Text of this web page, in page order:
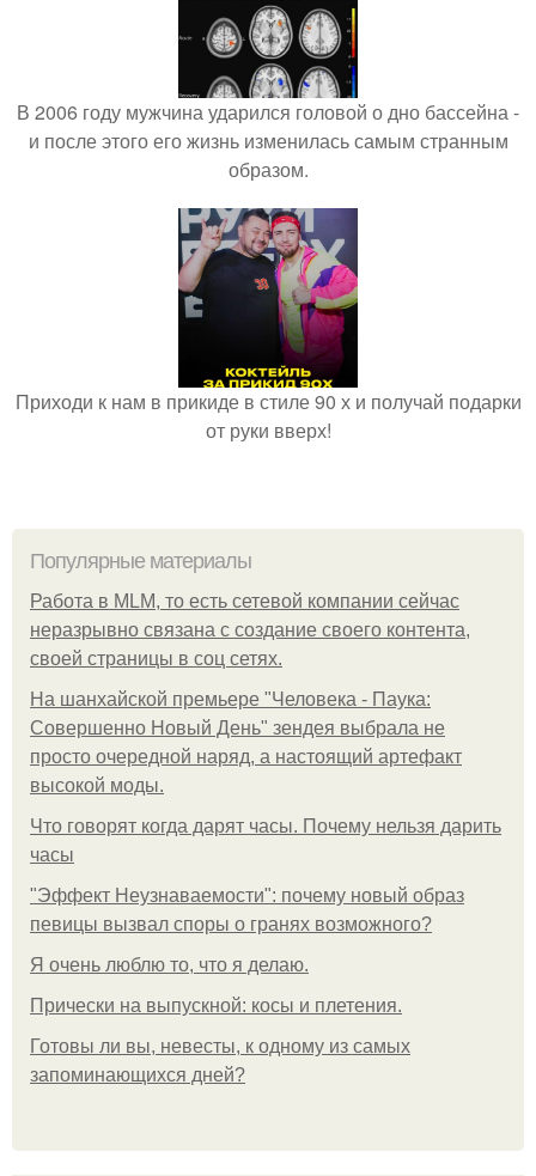
В 2006 году мужчина ударился головой о дно бассейна -
и после этого его жизнь изменилась самым странным
образом.
Приходи к нам в прикиде в стиле 90 х и получай подарки
от руки вверх!
Популярные материалы
Работа в MLM, то есть сетевой компании сейчас
неразрывно связана с создание своего контента,
своей страницы в соц сетях.
На шанхайской премьере "Человека - Паука:
Совершенно Новый День" зендея выбрала не
просто очередной наряд, а настоящий артефакт
высокой моды.
Что говорят когда дарят часы. Почему нельзя дарить
часы
"Эффект Неузнаваемости": почему новый образ
певицы вызвал споры о гранях возможного?
Я очень люблю то, что я делаю.
Прически на выпускной: косы и плетения.
Готовы ли вы, невесты, к одному из самых
запоминающихся дней?